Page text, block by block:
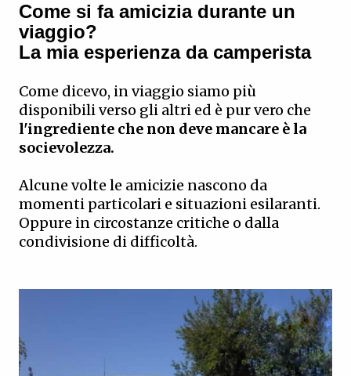
Come si fa amicizia durante un
viaggio?
La mia esperienza da camperista
Come dicevo, in viaggio siamo più
disponibili verso gli altri ed è pur vero che
l'ingrediente che non deve mancare è la
socievolezza.
Alcune volte le amicizie nascono da
momenti particolari e situazioni esilaranti.
Oppure in circostanze critiche o dalla
condivisione di difficoltà.